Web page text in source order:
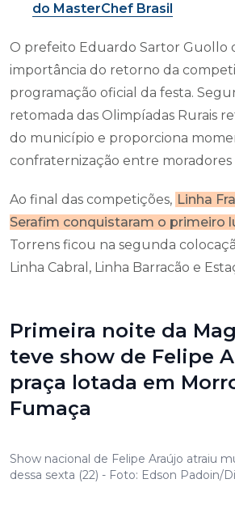
do MasterChef Brasil
O prefeito Eduardo Sartor Guollo
importância do retorno da
programação oficial da festa.
retomada das Olimpíadas Rurais
do município e proporciona
confraternização entre moradores
Ao final das competições, Linha
Serafim conquistaram o primeiro
Torrens ficou na segunda
Linha Cabral, Linha Barracão e
Primeira noite da
teve show de Felipe
praça lotada em
Fumaça
Show nacional de Felipe Araújo atraiu
dessa sexta (22) - Foto: Edson Padoin/